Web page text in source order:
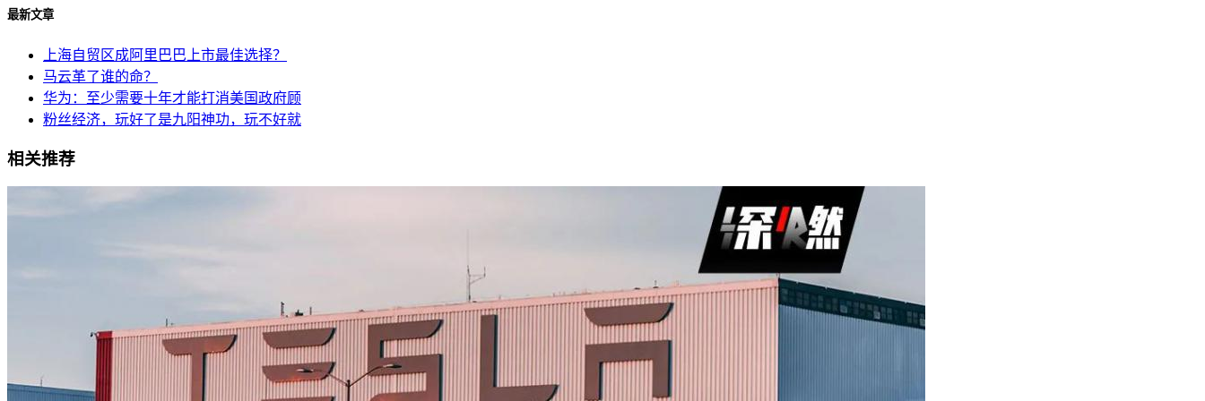
最新文章
上海自贸区成阿里巴巴上市最佳选择？
马云革了谁的命？
华为：至少需要十年才能打消美国政府顾
粉丝经济，玩好了是九阳神功，玩不好就
相关推荐